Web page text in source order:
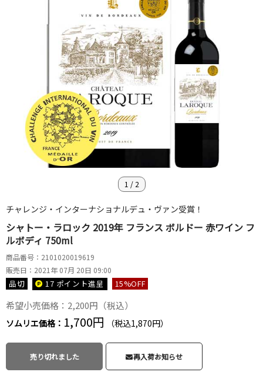
1 / 2
チャレンジ・インターナショナルデュ・ヴァン受賞！
シャトー・ラロック 2019年 フランス ボルドー 赤ワイン フ
ルボディ 750ml
商品番号：2101020019619
販売日：2021年 07月 20日 09:00
品切 17 ポイント進呈 15%OFF
希望小売価格：2,200円（税込）
ソムリエ価格： 1,700円 （税込1,870円）
売り切れました 再入荷お知らせ